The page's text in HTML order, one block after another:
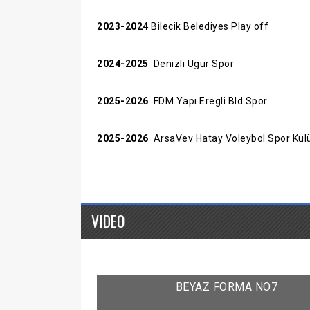
2023-2024 Bilecik Belediyes Play off
2024-2025 Denizli Ugur Spor
2025-2026 FDM Yapı Eregli Bld Spor
2025-2026 ArsaVev Hatay Voleybol Spor
VIDEO
BEYAZ FORMA NO7